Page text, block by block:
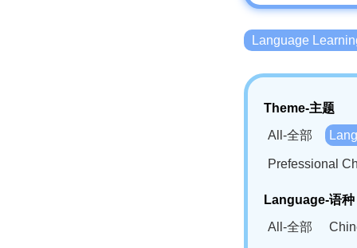
Language
Theme-主题
All-全部
Prefessional
Language-语种
All-全部